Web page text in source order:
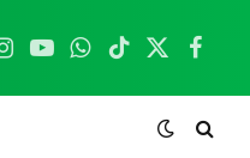
Instagram
YouTubeWhatsApp
TikTok
X